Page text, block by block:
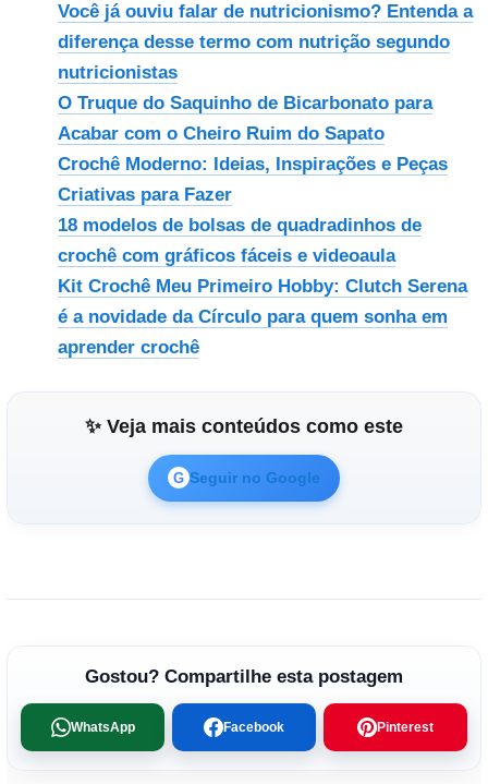
Você já ouviu falar de nutricionismo? Entenda a
diferença desse termo com nutrição segundo
nutricionistas
O Truque do Saquinho de Bicarbonato para
Acabar com o Cheiro Ruim do Sapato
Crochê Moderno: Ideias, Inspirações e Peças
Criativas para Fazer
18 modelos de bolsas de quadradinhos de
crochê com gráficos fáceis e videoaula
Kit Crochê Meu Primeiro Hobby: Clutch Serena
é a novidade da Círculo para quem sonha em
aprender crochê
✨ Veja mais conteúdos como este
G Seguir no Google
Gostou? Compartilhe esta postagem
WhatsApp Facebook Pinterest